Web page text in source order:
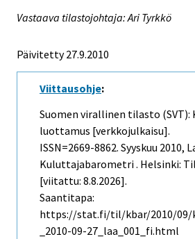
Vastaava tilastojohtaja: Ari Tyrkkö
Päivitetty 27.9.2010
Viittausohje:
Suomen virallinen tilasto
luottamus [verkkojulkaisu].
ISSN=2669-8862. Syyskuu 2010,
Kuluttajabarometri . Helsinki:
[viitattu: 8.8.2026].
Saantitapa:
https://stat.fi/til/kbar/2010/09/
_2010-09-27_laa_001_fi.html